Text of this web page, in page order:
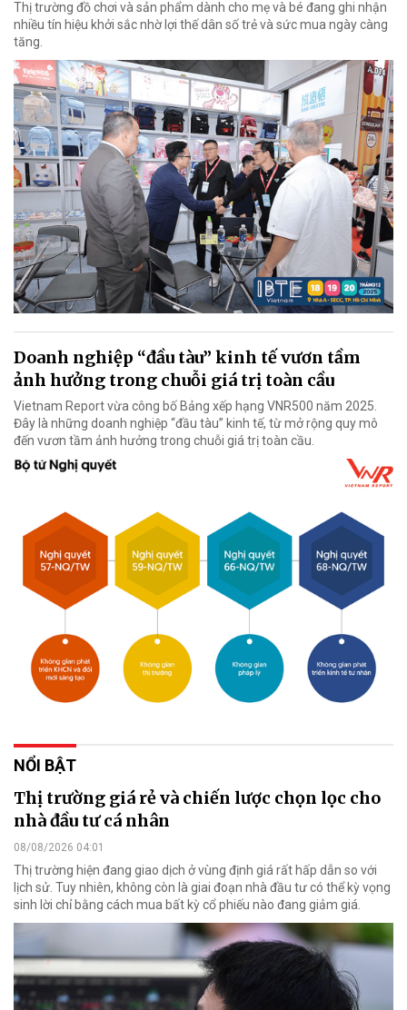
Thị trường đồ chơi và sản phẩm dành cho mẹ và bé đang ghi nhận
nhiều tín hiệu khởi sắc nhờ lợi thế dân số trẻ và sức mua ngày càng
tăng.
Doanh nghiệp “đầu tàu” kinh tế vươn tầm
ảnh hưởng trong chuỗi giá trị toàn cầu
Vietnam Report vừa công bố Bảng xếp hạng VNR500 năm 2025.
Đây là những doanh nghiệp “đầu tàu” kinh tế, từ mở rộng quy mô
đến vươn tầm ảnh hưởng trong chuỗi giá trị toàn cầu.
NỔI BẬT
Thị trường giá rẻ và chiến lược chọn lọc cho
nhà đầu tư cá nhân
08/08/2026 04:01
Thị trường hiện đang giao dịch ở vùng định giá rất hấp dẫn so với
lịch sử. Tuy nhiên, không còn là giai đoạn nhà đầu tư có thể kỳ vọng
sinh lời chỉ bằng cách mua bất kỳ cổ phiếu nào đang giảm giá.